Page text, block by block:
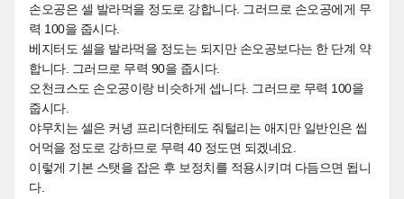
손오공은 셀 발라먹을 정도로 강합니다. 그러므로 손오공에게 무
력 100을 줍시다.
베지터도 셀을 발라먹을 정도는 되지만 손오공보다는 한 단계 약
합니다. 그러므로 무력 90을 줍시다.
오천크스도 손오공이랑 비슷하게 셉니다. 그러므로 무력 100을
줍시다.
야무치는 셀은 커녕 프리더한테도 줘털리는 애지만 일반인은 씹
어먹을 정도로 강하므로 무력 40 정도면 되겠네요.
이렇게 기본 스탯을 잡은 후 보정치를 적용시키며 다듬으면 됩니
다.